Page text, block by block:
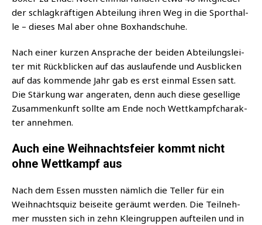
der schlag­kräf­ti­gen Abtei­lung ihren Weg in die Sport­hal­
le – die­ses Mal aber ohne Boxhandschuhe.
Nach einer kur­zen Anspra­che der bei­den Abtei­lungs­lei­
ter mit Rück­bli­cken auf das aus­lau­fen­de und Aus­bli­cken
auf das kom­men­de Jahr gab es erst ein­mal Essen satt.
Die Stär­kung war ange­ra­ten, denn auch die­se gesel­li­ge
Zusam­men­kunft soll­te am Ende noch Wett­kampf­cha­rak­
ter annehmen.
Auch eine Weihnachtsfeier kommt nicht
ohne Wettkampf aus
Nach dem Essen muss­ten näm­lich die Tel­ler für ein
Weih­nachts­quiz bei­sei­te geräumt wer­den. Die Teil­neh­
mer muss­ten sich in zehn Klein­grup­pen auf­tei­len und in